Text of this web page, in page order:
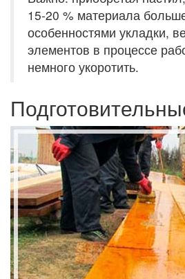
15-20 % материала
особенностями укладки,
элементов в процессе
немного укоротить.